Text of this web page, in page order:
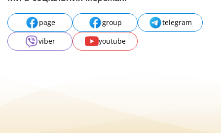
page group
telegram
viber
youtube